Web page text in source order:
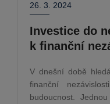
26. 3. 2024
Investice do
k finanční
V dnešní době
finanční
budoucnost.